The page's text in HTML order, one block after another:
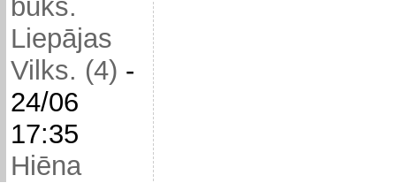
buks.
Liepājas
Vilks. (4) -
24/06
17:35
Hiēna